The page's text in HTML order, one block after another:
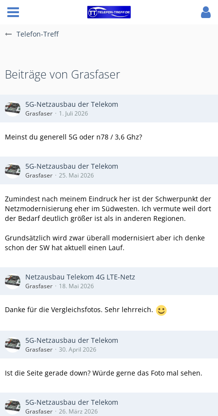
Telefon-Treff
Beiträge von Grasfaser
5G-Netzausbau der Telekom
Grasfaser 1. Juli 2026
Meinst du generell 5G oder n78 / 3,6 Ghz?
5G-Netzausbau der Telekom
Grasfaser 25. Mai 2026
Zumindest nach meinem Eindruck her ist der Schwerpunkt der
Netzmodernisierung eher im Südwesten. Ich vermute weil dort
der Bedarf deutlich größer ist als in anderen Regionen.
Grundsätzlich wird zwar überall modernisiert aber ich denke
schon der SW hat aktuell einen Lauf.
Netzausbau Telekom 4G LTE-Netz
Grasfaser 18. Mai 2026
Danke für die Vergleichsfotos. Sehr lehrreich.
5G-Netzausbau der Telekom
Grasfaser 30. April 2026
Ist die Seite gerade down? Würde gerne das Foto mal sehen.
5G-Netzausbau der Telekom
Grasfaser 26. März 2026